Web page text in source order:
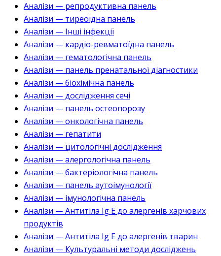
Аналізи — репродуктивна панель
Аналізи — тиреоїдна панель
Аналізи — Інші інфекції
Аналізи — кардіо-ревматоїдна панель
Аналізи — гематологічна панель
Аналізи — панель пренатальної діагностики
Аналізи — біохімічна панель
Аналізи — дослідження сечі
Аналізи — панель остеопорозу
Аналізи — онкологічна панель
Аналізи — гепатити
Аналізи — цитологічні дослідження
Аналізи — алергологічна панель
Аналізи — бактеріологічна панель
Аналізи — панель аутоімунології
Аналізи — імунологічна панель
Аналізи — Антитіла Ig E до алергенів харчових
продуктів
Аналізи — Антитіла Ig E до алергенів тварин
Аналізи — Культуральні методи досліджень